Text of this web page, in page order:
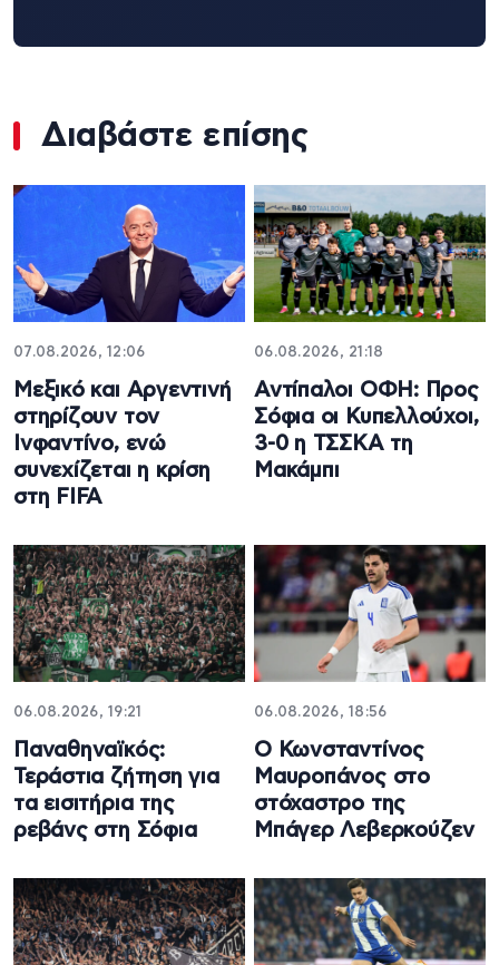
Διαβάστε επίσης
07.08.2026, 12:06
Μεξικό και Αργεντινή
στηρίζουν τον
Ινφαντίνο, ενώ
συνεχίζεται η κρίση
στη FIFA
06.08.2026, 21:18
Αντίπαλοι ΟΦΗ: Προς
Σόφια οι Κυπελλούχοι,
3-0 η ΤΣΣΚΑ τη
Μακάμπι
06.08.2026, 19:21
Παναθηναϊκός:
Τεράστια ζήτηση για
τα εισιτήρια της
ρεβάνς στη Σόφια
06.08.2026, 18:56
Ο Κωνσταντίνος
Μαυροπάνος στο
στόχαστρο της
Μπάγερ Λεβερκούζεν